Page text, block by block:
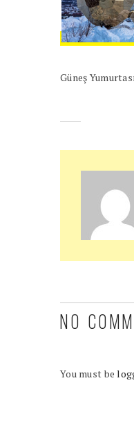
Güneş
NO
You must be